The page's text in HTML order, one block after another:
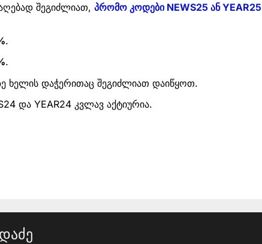
შეგიძლიათ,პრომო კოდები NEWS25 ან YEAR25
.
.
ხელის დაჭერითაც შეგიძლიათ დაიწყოთ.
და YEAR24 კვლავ აქტიურია.